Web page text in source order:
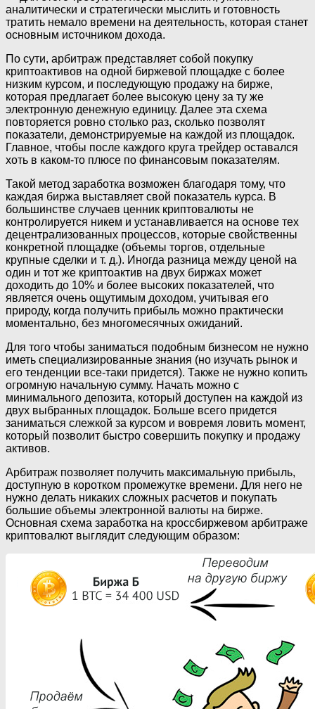
аналитически и стратегически мыслить и готовность
тратить немало времени на деятельность, которая станет
основным источником дохода.
По сути, арбитраж представляет собой покупку
криптоактивов на одной биржевой площадке с более
низким курсом, и последующую продажу на бирже,
которая предлагает более высокую цену за ту же
электронную денежную единицу. Далее эта схема
повторяется ровно столько раз, сколько позволят
показатели, демонстрируемые на каждой из площадок.
Главное, чтобы после каждого круга трейдер оставался
хоть в каком-то плюсе по финансовым показателям.
Такой метод заработка возможен благодаря тому, что
каждая биржа выставляет свой показатель курса. В
большинстве случаев ценник криптовалюты не
контролируется никем и устанавливается на основе тех
децентрализованных процессов, которые свойственны
конкретной площадке (объемы торгов, отдельные
крупные сделки и т. д.). Иногда разница между ценой на
один и тот же криптоактив на двух биржах может
доходить до 10% и более высоких показателей, что
является очень ощутимым доходом, учитывая его
природу, когда получить прибыль можно практически
моментально, без многомесячных ожиданий.
Для того чтобы заниматься подобным бизнесом не нужно
иметь специализированные знания (но изучать рынок и
его тенденции все-таки придется). Также не нужно копить
огромную начальную сумму. Начать можно с
минимального депозита, который доступен на каждой из
двух выбранных площадок. Больше всего придется
заниматься слежкой за курсом и вовремя ловить момент,
который позволит быстро совершить покупку и продажу
активов.
Арбитраж позволяет получить максимальную прибыль,
доступную в коротком промежутке времени. Для него не
нужно делать никаких сложных расчетов и покупать
большие объемы электронной валюты на бирже.
Основная схема заработка на кроссбиржевом арбитраже
криптовалют выглядит следующим образом: